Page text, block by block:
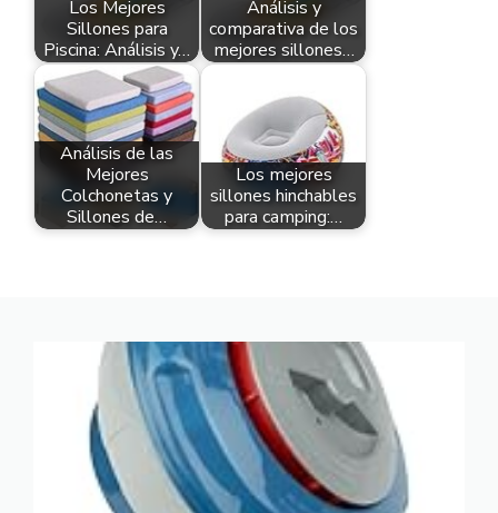
Los Mejores
Sillones para
Piscina: Análisis y…
Análisis y
comparativa de los
mejores sillones…
Análisis de las
Mejores
Colchonetas y
Sillones de…
Los mejores
sillones hinchables
para camping:…